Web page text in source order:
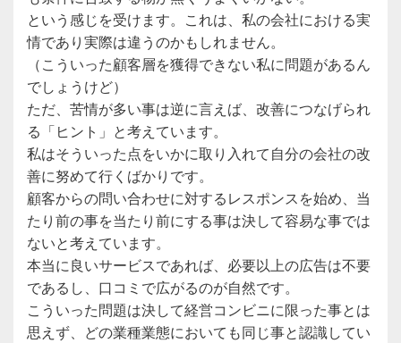
という感じを受けます。これは、私の会社における実
情であり実際は違うのかもしれません。
（こういった顧客層を獲得できない私に問題があるん
でしょうけど）
ただ、苦情が多い事は逆に言えば、改善につなげられ
る「ヒント」と考えています。
私はそういった点をいかに取り入れて自分の会社の改
善に努めて行くばかりです。
顧客からの問い合わせに対するレスポンスを始め、当
たり前の事を当たり前にする事は決して容易な事では
ないと考えています。
本当に良いサービスであれば、必要以上の広告は不要
であるし、口コミで広がるのが自然です。
こういった問題は決して経営コンビニに限った事とは
思えず、どの業種業態においても同じ事と認識してい